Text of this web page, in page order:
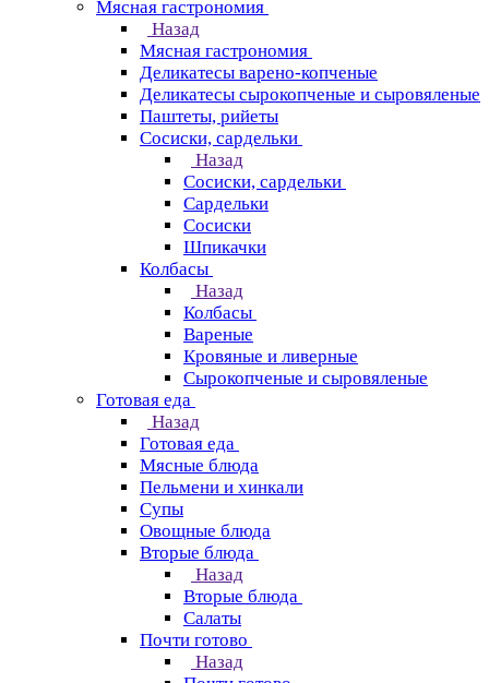
Мясная гастрономия
Назад
Мясная гастрономия
Деликатесы варено-копченые
Деликатесы сырокопченые и сыровяленые
Паштеты, рийеты
Сосиски, сардельки
Назад
Сосиски, сардельки
Сардельки
Сосиски
Шпикачки
Колбасы
Назад
Колбасы
Вареные
Кровяные и ливерные
Сырокопченые и сыровяленые
Готовая еда
Назад
Готовая еда
Мясные блюда
Пельмени и хинкали
Супы
Овощные блюда
Вторые блюда
Назад
Вторые блюда
Салаты
Почти готово
Назад